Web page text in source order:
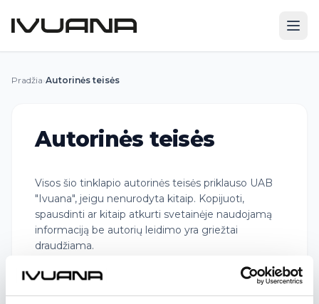
Pradžia›Autorinės teisės
Autorinės teisės
Visos šio tinklapio autorinės teisės priklauso UAB
"Ivuana", jeigu nenurodyta kitaip. Kopijuoti,
spausdinti ar kitaip atkurti svetainėje naudojamą
informaciją be autorių leidimo yra griežtai
draudžiama.
Interneto svetainės sprendimo autorinės teisės